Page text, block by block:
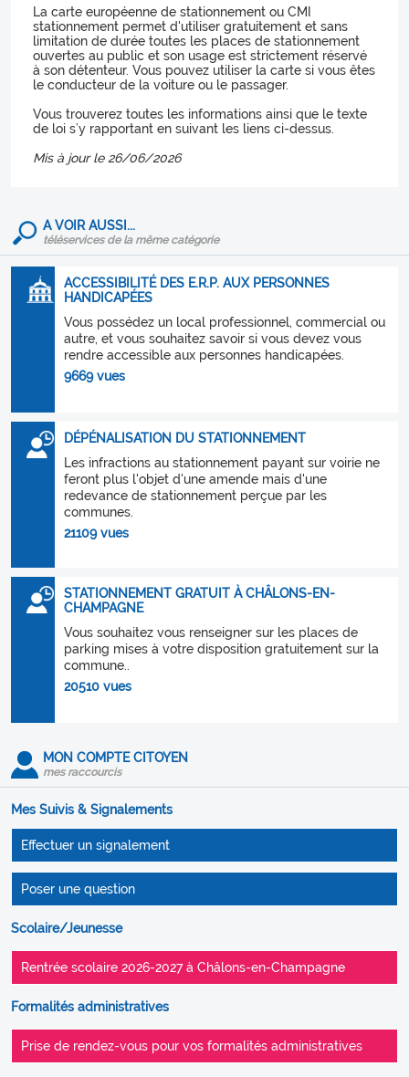
La carte européenne de stationnement ou CMI
stationnement permet d'utiliser gratuitement et sans
limitation de durée toutes les places de stationnement
ouvertes au public et son usage est strictement réservé
à son détenteur. Vous pouvez utiliser la carte si vous êtes
le conducteur de la voiture ou le passager.
Vous trouverez toutes les informations ainsi que le texte
de loi s’y rapportant en suivant les liens ci-dessus.
Mis à jour le 26/06/2026
A VOIR AUSSI...
téléservices de la même catégorie
ACCESSIBILITÉ DES E.R.P. AUX PERSONNES
HANDICAPÉES
Vous possédez un local professionnel, commercial ou
autre, et vous souhaitez savoir si vous devez vous
rendre accessible aux personnes handicapées.
9669 vues
DÉPÉNALISATION DU STATIONNEMENT
Les infractions au stationnement payant sur voirie ne
feront plus l'objet d'une amende mais d'une
redevance de stationnement perçue par les
communes.
21109 vues
STATIONNEMENT GRATUIT À CHÂLONS-EN-
CHAMPAGNE
Vous souhaitez vous renseigner sur les places de
parking mises à votre disposition gratuitement sur la
commune..
20510 vues
MON COMPTE CITOYEN
mes raccourcis
Mes Suivis & Signalements
Effectuer un signalement
Poser une question
Scolaire/Jeunesse
Rentrée scolaire 2026-2027 à Châlons-en-Champagne
Formalités administratives
Prise de rendez-vous pour vos formalités administratives